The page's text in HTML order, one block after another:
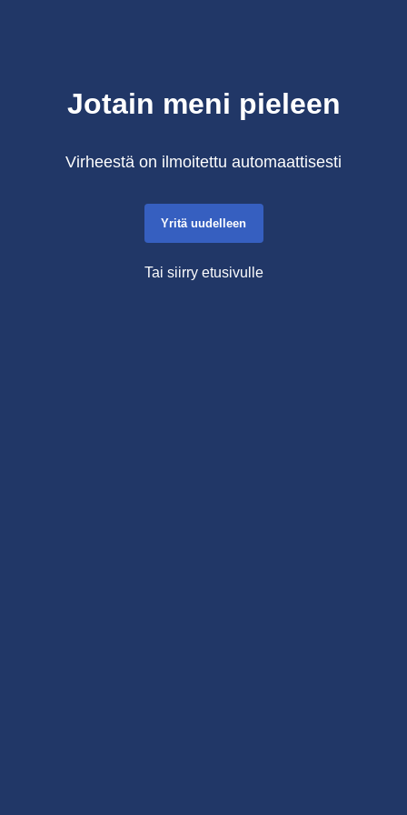
Jotain meni pieleen
Virheestä on ilmoitettu automaattisesti
Yritä uudelleen
Tai siirry etusivulle